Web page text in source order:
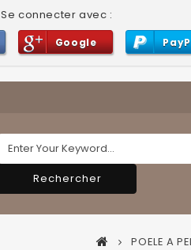
Se connecter avec :
Google
Rechercher
POELE A